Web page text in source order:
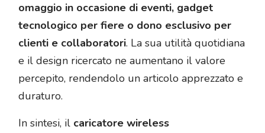
omaggio in occasione di eventi, gadget
tecnologico per fiere o dono esclusivo per
clienti e collaboratori. La sua utilità quotidiana
e il design ricercato ne aumentano il valore
percepito, rendendolo un articolo apprezzato e
duraturo.
In sintesi, il caricatore wireless